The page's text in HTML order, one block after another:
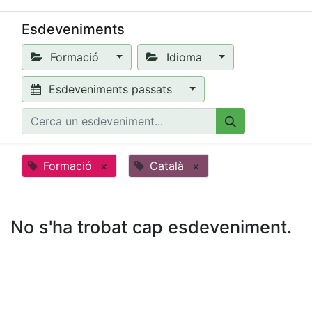
Esdeveniments
Formació Idioma
Esdeveniments passats
Formació × Català ×
No s'ha trobat cap esdeveniment.